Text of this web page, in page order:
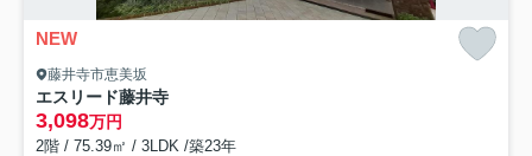
NEW
藤井寺市恵美坂
エスリード藤井寺
3,098万円
2階 / 75.39㎡ / 3LDK /築23年